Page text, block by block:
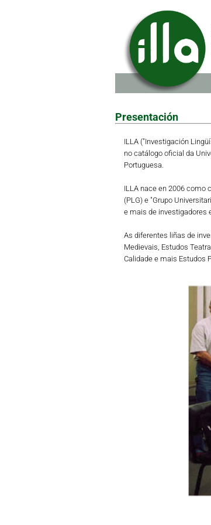
Presentación
ILLA ("Investigación
no catálogo oficial da
Portuguesa.
ILLA nace en 2006 como
(PLG) e "Grupo
e mais de investigadores
As diferentes liñas de
Medievais, Estudos
Calidade e mais Estudos